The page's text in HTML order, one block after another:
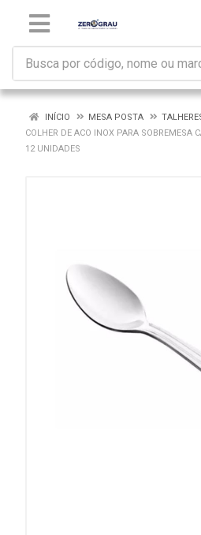
INÍCIO MESA POSTA
COLHER DE ACO INOX PARA SOBREMESA
12 UNIDADES